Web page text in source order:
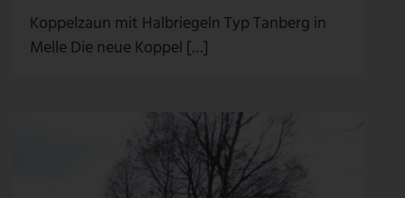
Koppelzaun mit Halbriegeln Typ Tanberg in
Melle Die neue Koppel […]